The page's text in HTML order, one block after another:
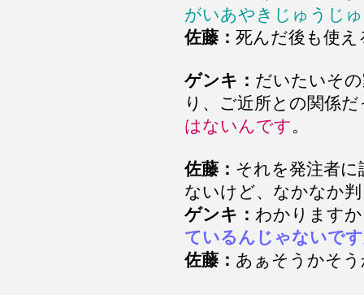
がいあやきじゅうじ
佐藤： 死んだ後も使
ゲンキ： だいたいそ
り、ご近所との関係
はないんです。
佐藤： それを発注者
ないけど、なかなか
ゲンキ： わかります
ているんじゃないで
佐藤： あぁそうかそ